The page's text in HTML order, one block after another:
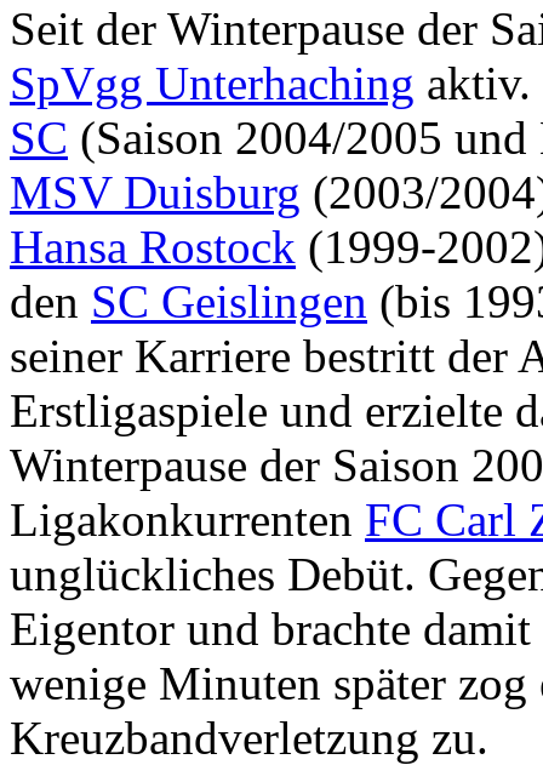
Seit der Winterpause der
SpVgg Unterhaching
SC (Saison 2004/2005
MSV Duisburg (2003/
Hansa Rostock (1999-
den SC Geislingen (bis
seiner Karriere bestritt der
Erstligaspiele und erzielte
Winterpause der Saison
Ligakonkurrenten FC Carl
unglückliches Debüt.
Eigentor und brachte
wenige Minuten später
Kreuzbandverletzung zu.